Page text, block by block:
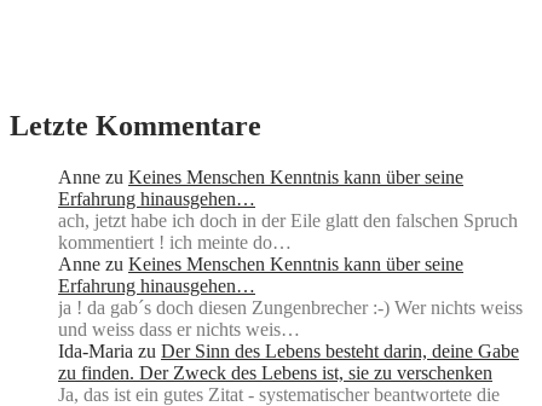
Letzte Kommentare
Anne zu Keines Menschen Kenntnis kann über seine
Erfahrung hinausgehen…
ach, jetzt habe ich doch in der Eile glatt den falschen Spruch
kommentiert ! ich meinte do…
Anne zu Keines Menschen Kenntnis kann über seine
Erfahrung hinausgehen…
ja ! da gab´s doch diesen Zungenbrecher :-) Wer nichts weiss
und weiss dass er nichts weis…
Ida-Maria zu Der Sinn des Lebens besteht darin, deine Gabe
zu finden. Der Zweck des Lebens ist, sie zu verschenken
Ja, das ist ein gutes Zitat - systematischer beantwortete die